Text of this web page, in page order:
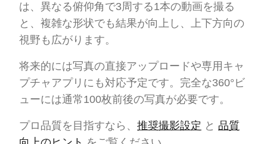
は、異なる俯仰角で3周する1本の動画を撮る
と、複雑な形状でも結果が向上し、上下方向の
視野も広がります。
将来的には写真の直接アップロードや専用キャ
プチャアプリにも対応予定です。完全な360°ビ
ューには通常100枚前後の写真が必要です。
プロ品質を目指すなら、 推奨撮影設定 と 品質